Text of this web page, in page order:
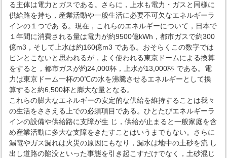
る主体は電力とガスである。さらに，上水も電力・ガスと同様に
供給路を持ち，産業活動や一般生活に必要不可欠なエネルギーラ
インの１つであ る。現在，これらのエネルギーについて，日本で
１年間に消費される量は電力が約9500億kWh，都市ガスで約300
億m3，そして上水は約160億m3 である。おそらくこの数字では
ピンとこないと思われるが，よく使われる東京ドームによる換算
をすると，都市ガスが約24,000杯，上水が13,000杯 である。電
力は東京ドーム一杯の0℃の水を沸騰させるエネルギーとして換
算すると約6,500杯と膨大な量となる。
これらの膨大なエネルギーの安定的な供給を維持することは我々
の生活をささえる上での必須項目である。ひとたびエネルギーラ
インの設備や供給路に支障が生 じ，供給が止まると一般家庭を含
め産業活動に多大な支障をきたすことはいうまでもない。さらに
漏電やガス漏れは火災の原因にもなり，漏水は地中の土砂を流 し
出し道路の陥没といった事態を引き起こすだけでなく，土砂混じ